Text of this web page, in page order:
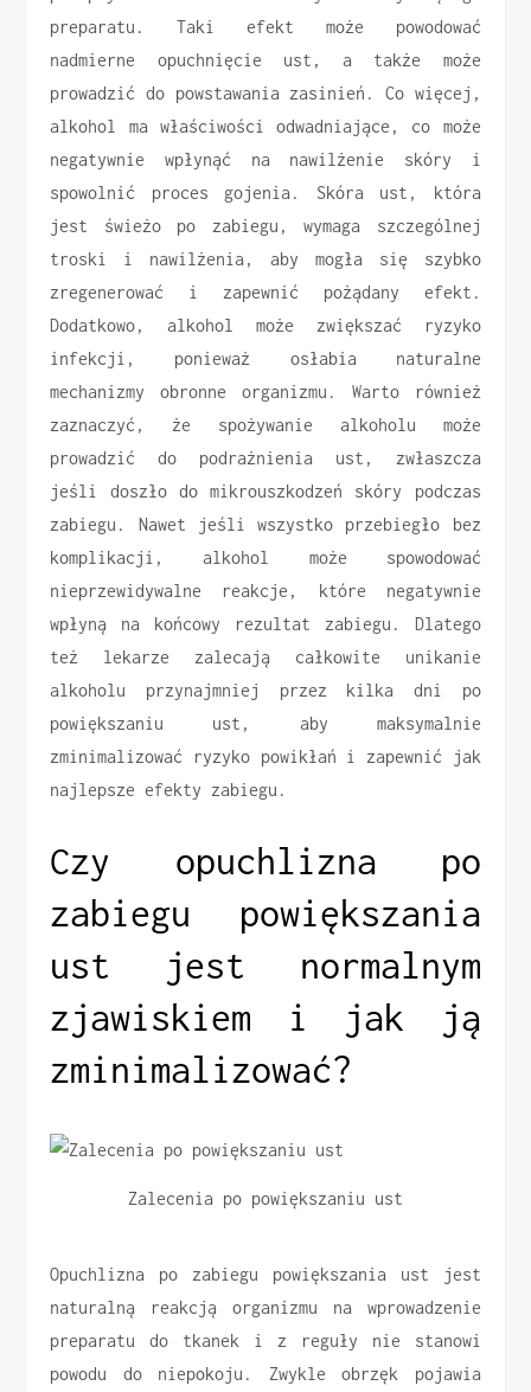
preparatu. Taki efekt może powodować
nadmierne opuchnięcie ust, a także może
prowadzić do powstawania zasinień. Co więcej,
alkohol ma właściwości odwadniające, co może
negatywnie wpłynąć na nawilżenie skóry i
spowolnić proces gojenia. Skóra ust, która
jest świeżo po zabiegu, wymaga szczególnej
troski i nawilżenia, aby mogła się szybko
zregenerować i zapewnić pożądany efekt.
Dodatkowo, alkohol może zwiększać ryzyko
infekcji, ponieważ osłabia naturalne
mechanizmy obronne organizmu. Warto również
zaznaczyć, że spożywanie alkoholu może
prowadzić do podrażnienia ust, zwłaszcza
jeśli doszło do mikrouszkodzeń skóry podczas
zabiegu. Nawet jeśli wszystko przebiegło bez
komplikacji, alkohol może spowodować
nieprzewidywalne reakcje, które negatywnie
wpłyną na końcowy rezultat zabiegu. Dlatego
też lekarze zalecają całkowite unikanie
alkoholu przynajmniej przez kilka dni po
powiększaniu ust, aby maksymalnie
zminimalizować ryzyko powikłań i zapewnić jak
najlepsze efekty zabiegu.
Czy opuchlizna po
zabiegu powiększania
ust jest normalnym
zjawiskiem i jak ją
zminimalizować?
Zalecenia po powiększaniu ust
Opuchlizna po zabiegu powiększania ust jest
naturalną reakcją organizmu na wprowadzenie
preparatu do tkanek i z reguły nie stanowi
powodu do niepokoju. Zwykle obrzęk pojawia